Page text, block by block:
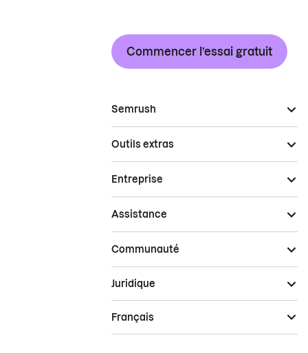
Commencer l’essai gratuit
Semrush
Outils extras
Entreprise
Assistance
Communauté
Juridique
Français